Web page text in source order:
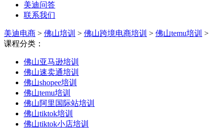
美迪问答
联系我们
美迪电商 > 佛山培训 > 佛山跨境电商培训 > 佛山temu培训 >
课程分类：
佛山亚马逊培训
佛山速卖通培训
佛山shopee培训
佛山temu培训
佛山阿里国际站培训
佛山tiktok培训
佛山tiktok小店培训